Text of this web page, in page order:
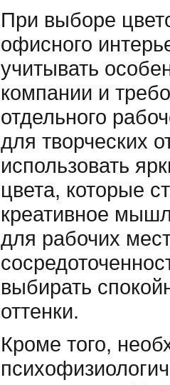
При выборе
офисного
учитывать
компании и
отдельного
для творческих
использовать
цвета, которые
креативное
для рабочих
выбирать
оттенки.
Кроме того,